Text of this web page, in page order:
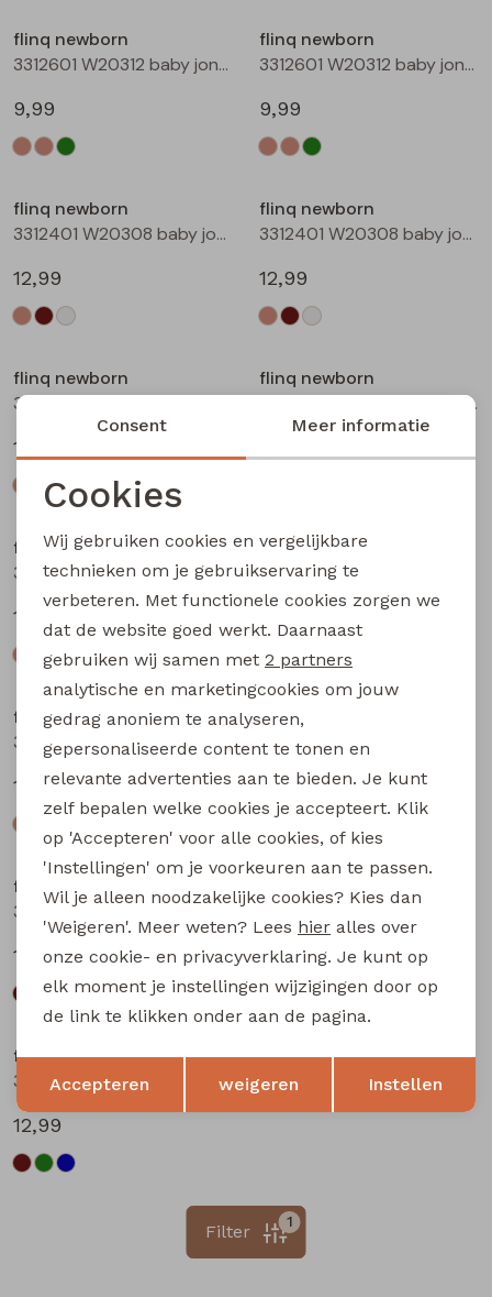
Bermuda's
flinq newborn
3312601 W20312 baby jongens T-shirt lm Taupe
9,99
flinq newborn
3312601 W20312 baby jongens T-shirt lm Groen mos
9,99
flinq newborn
3312401 W20308 baby jongens sweater Ecru melee
12,99
flinq newborn
3312401 W20308 baby jongens sweater Bruin
12,99
flinq newborn
3312401 W20308 baby jongens sweater Roest
12,99
flinq newborn
3312402 W20309 baby jongens sweater Taupe
flinq newborn
3312402 W20309 baby jongens sweater Marine
12,99
flinq newborn
flinq newborn
3312200 W20303 baby jongens lange broek Bruin
12,99
flinq newborn
12,99
flinq newborn
3312201 W20304 baby jongens lange broek Bruin
12,99
flinq newborn
12,99
flinq newborn
3312201 W20304 baby jongens lange broek Marine
12,99
1
Filter
Noodzakelijke cookies
Analytische cookies
Marketing cookies
Terug Opslaan
Consent Meer informatie
Cookies
Wij gebruiken cookies en vergelijkbare
technieken om je gebruikservaring te
verbeteren. Met functionele cookies zorgen we
dat de website goed werkt. Daarnaast
gebruiken wij samen met 2 partners
analytische en marketingcookies om jouw
gedrag anoniem te analyseren,
gepersonaliseerde content te tonen en
relevante advertenties aan te bieden. Je kunt
zelf bepalen welke cookies je accepteert. Klik
op 'Accepteren' voor alle cookies, of kies
'Instellingen' om je voorkeuren aan te passen.
Wil je alleen noodzakelijke cookies? Kies dan
'Weigeren'. Meer weten? Lees hier alles over
onze cookie- en privacyverklaring. Je kunt op
elk moment je instellingen wijzigingen door op
de link te klikken onder aan de pagina.
Accepteren weigeren Instellen